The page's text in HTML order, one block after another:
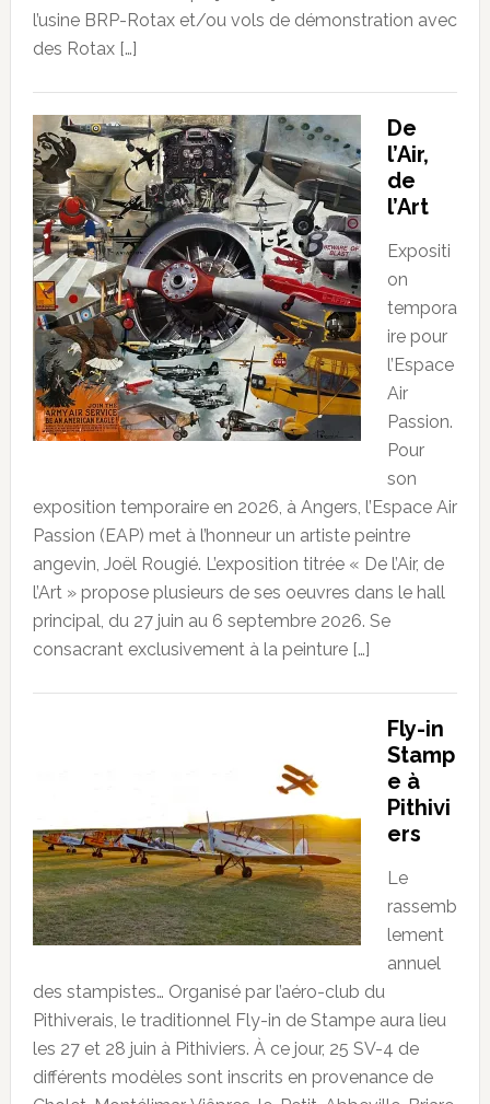
l’usine BRP-Rotax et/ou vols de démonstration avec
des Rotax […]
De
l’Air,
de
l’Art
Expositi
on
tempora
ire pour
l’Espace
Air
Passion.
Pour
son
exposition temporaire en 2026, à Angers, l’Espace Air
Passion (EAP) met à l’honneur un artiste peintre
angevin, Joël Rougié. L’exposition titrée « De l’Air, de
l’Art » propose plusieurs de ses oeuvres dans le hall
principal, du 27 juin au 6 septembre 2026. Se
consacrant exclusivement à la peinture […]
Fly-in
Stamp
e à
Pithivi
ers
Le
rassemb
lement
annuel
des stampistes… Organisé par l’aéro-club du
Pithiverais, le traditionnel Fly-in de Stampe aura lieu
les 27 et 28 juin à Pithiviers. À ce jour, 25 SV-4 de
différents modèles sont inscrits en provenance de